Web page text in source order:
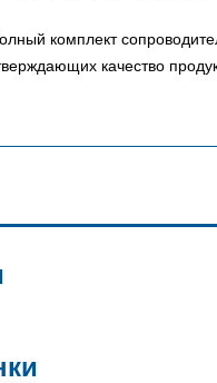
комплект
качество